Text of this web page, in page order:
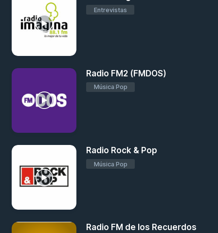
Entrevistas
Radio FM2 (FMDOS)
Música Pop
Radio Rock & Pop
Música Pop
Radio FM de los Recuerdos